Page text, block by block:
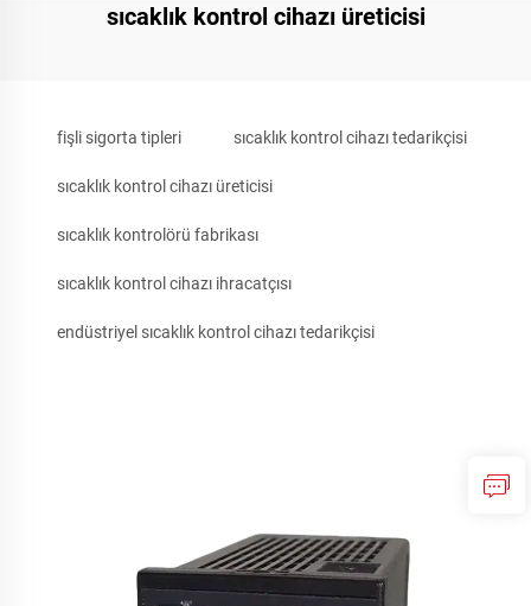
sıcaklık kontrol cihazı üreticisi
fişli sigorta tipleri sıcaklık kontrol cihazı tedarikçisi
sıcaklık kontrol cihazı üreticisi
sıcaklık kontrolörü fabrikası
sıcaklık kontrol cihazı ihracatçısı
endüstriyel sıcaklık kontrol cihazı tedarikçisi